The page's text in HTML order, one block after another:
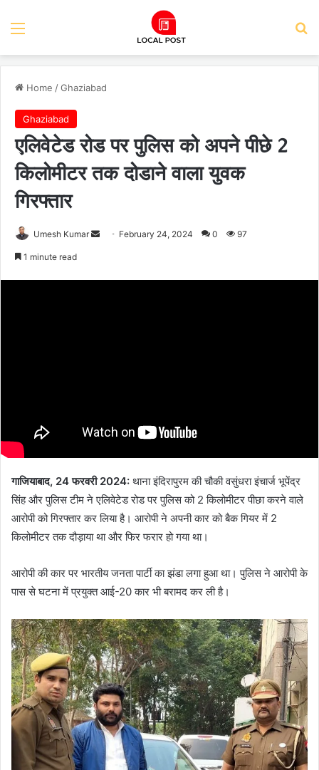
Menu
Home /Ghaziabad
Ghaziabad
एलिवेटेड रोड पर पुलिस को अपने पीछे 2
किलोमीटर तक दोडाने वाला युवक
गिरफ्तार
Umesh Kumar
Send February 24, 2024 0 97
1 minute read
गाजियाबाद, 24 फरवरी 2024: थाना इंदिरापुरम की चौकी वसुंधरा इंचार्ज भूपेंद्र
सिंह और पुलिस टीम ने एलिवेटेड रोड पर पुलिस को 2 किलोमीटर पीछा करने वाले
आरोपी को गिरफ्तार कर लिया है। आरोपी ने अपनी कार को बैक गियर में 2
किलोमीटर तक दौड़ाया था और फिर फरार हो गया था।
आरोपी की कार पर भारतीय जनता पार्टी का झंडा लगा हुआ था। पुलिस ने आरोपी के
पास से घटना में प्रयुक्त आई-20 कार भी बरामद कर ली है।